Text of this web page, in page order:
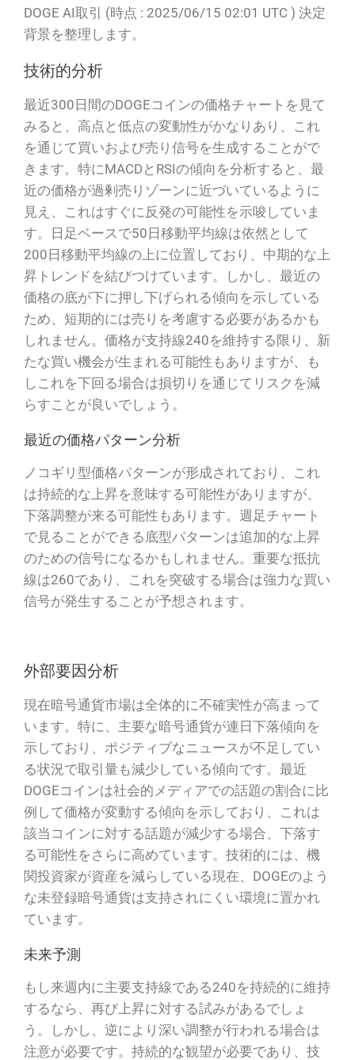
DOGE AI取引 (時点 : 2025/06/15 02:01 UTC ) 決定
背景を整理します。
技術的分析
最近300日間のDOGEコインの価格チャートを見て
みると、高点と低点の変動性がかなりあり、これ
を通じて買いおよび売り信号を生成することがで
きます。特にMACDとRSIの傾向を分析すると、最
近の価格が過剰売りゾーンに近づいているように
見え、これはすぐに反発の可能性を示唆していま
す。日足ベースで50日移動平均線は依然として
200日移動平均線の上に位置しており、中期的な上
昇トレンドを結びつけています。しかし、最近の
価格の底が下に押し下げられる傾向を示している
ため、短期的には売りを考慮する必要があるかも
しれません。価格が支持線240を維持する限り、新
たな買い機会が生まれる可能性もありますが、も
しこれを下回る場合は損切りを通じてリスクを減
らすことが良いでしょう。
最近の価格パターン分析
ノコギリ型価格パターンが形成されており、これ
は持続的な上昇を意味する可能性がありますが、
下落調整が来る可能性もあります。週足チャート
で見ることができる底型パターンは追加的な上昇
のための信号になるかもしれません。重要な抵抗
線は260であり、これを突破する場合は強力な買い
信号が発生することが予想されます。
外部要因分析
現在暗号通貨市場は全体的に不確実性が高まって
います。特に、主要な暗号通貨が連日下落傾向を
示しており、ポジティブなニュースが不足してい
る状況で取引量も減少している傾向です。最近
DOGEコインは社会的メディアでの話題の割合に比
例して価格が変動する傾向を示しており、これは
該当コインに対する話題が減少する場合、下落す
る可能性をさらに高めています。技術的には、機
関投資家が資産を減らしている現在、DOGEのよう
な未登録暗号通貨は支持されにくい環境に置かれ
ています。
未来予測
もし来週内に主要支持線である240を持続的に維持
するなら、再び上昇に対する試みがあるでしょ
う。しかし、逆により深い調整が行われる場合は
注意が必要です。持続的な観望が必要であり、技